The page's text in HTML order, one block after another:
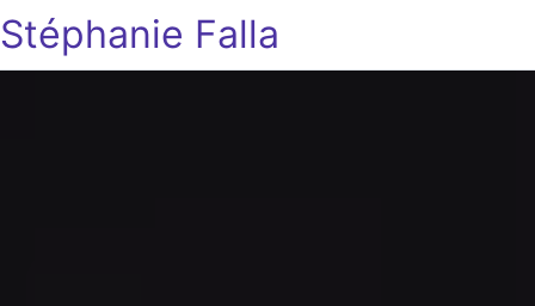
Stéphanie Falla